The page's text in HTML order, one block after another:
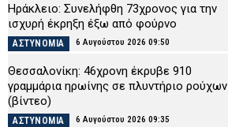
Ηράκλειο: Συνελήφθη 73χρονος για την
ισχυρή έκρηξη έξω από φούρνο
ΑΣΤΥΝΟΜΙΑ 6 Αυγούστου 2026 09:50
Θεσσαλονίκη: 46χρονη έκρυβε 910
γραμμάρια ηρωίνης σε πλυντήριο ρούχων
(βίντεο)
ΑΣΤΥΝΟΜΙΑ 6 Αυγούστου 2026 09:35